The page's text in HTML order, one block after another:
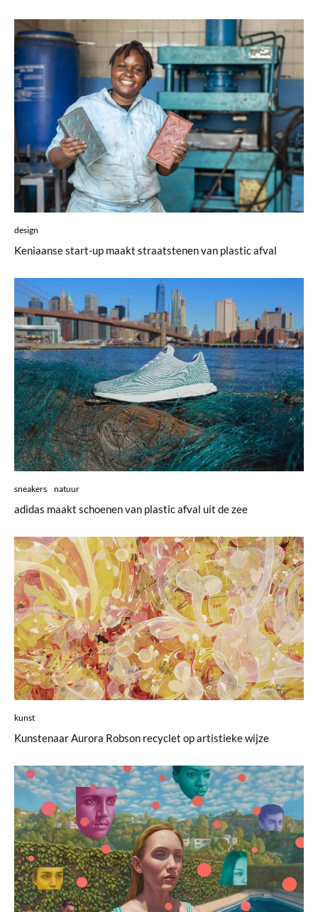
design
Keniaanse start-up maakt straatstenen van plastic afval
sneakers natuur
adidas maakt schoenen van plastic afval uit de zee
kunst
Kunstenaar Aurora Robson recyclet op artistieke wijze